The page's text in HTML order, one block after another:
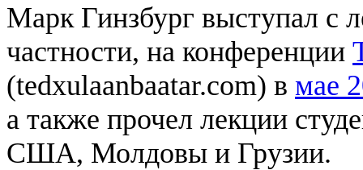
Марк Гинзбург выступал с
частности, на конференции
(tedxulaanbaatar.com) в мае
а также прочел лекции
США, Молдовы и Грузии.